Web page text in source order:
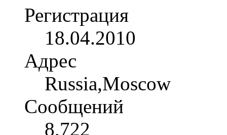
Регистрация
18.04.2010
Адрес
Russia,Moscow
Сообщений
8,722